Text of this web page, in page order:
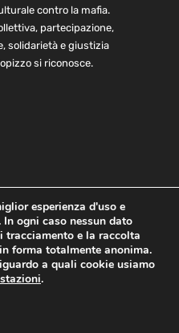
contro la mafia.
partecipazione,
solidarietà e giustizia
si riconosce.
Contatti
Protection Policy
Tutti i diritti riservati | Sede
esperienza d'uso e
ogni caso nessun dato
tracciamento e la raccolta
forma totalmente anonima.
a quali cookie usiamo
.